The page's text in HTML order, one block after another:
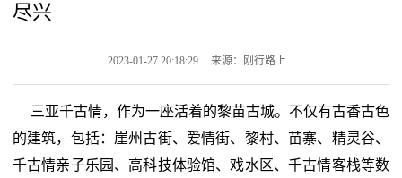
尽兴
2023-01-27 20:18:29 来源：刚行路上
三亚千古情，作为一座活着的黎苗古城。不仅有古香古色
的建筑，包括：崖州古街、爱情街、黎村、苗寨、精灵谷、
千古情亲子乐园、高科技体验馆、戏水区、千古情客栈等数